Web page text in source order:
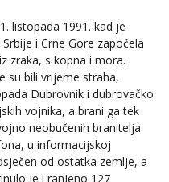
listopada 1991. kad je
i Crne Gore započela
zraka, s kopna i mora.
su bili vrijeme straha,
Dubrovnik i dubrovačko
vojnika, a brani ga tek
neobučenih branitelja.
u informacijskoj
od ostatka zemlje, a
je i ranjeno 127